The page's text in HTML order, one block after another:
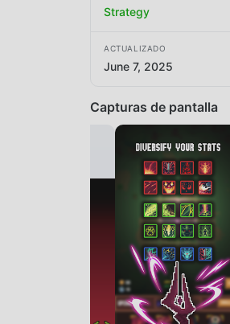
Strategy
ACTUALIZADO
June 7, 2025
Capturas de pantalla